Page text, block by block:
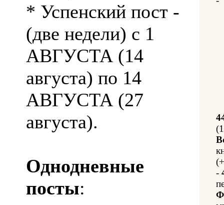
* Успенский пост -
(две недели) с 1
АВГУСТА (14
августа) по 14
АВГУСТА (27
августа).
Однодневные
посты:
-